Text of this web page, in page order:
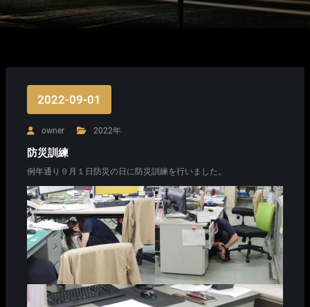
2022-09-01
owner 2022年
防災訓練
例年通り９月１日防災の日に防災訓練を行いました。